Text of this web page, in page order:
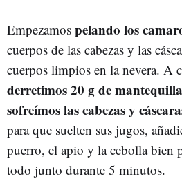
Empezamos pelando los
cuerpos de las cabezas y las
cuerpos limpios en la nevera. A
derretimos 20 g de
sofreímos las cabezas y
para que suelten sus jugos,
puerro, el apio y la cebolla bien
todo junto durante 5 minutos.